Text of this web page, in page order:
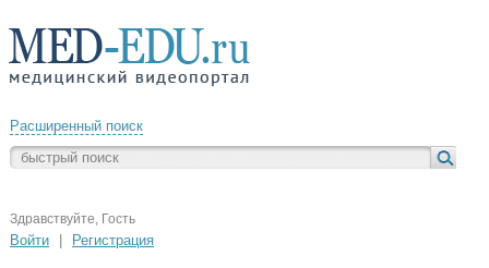
Расширенный поиск
Здравствуйте, Гость
Войти Регистрация